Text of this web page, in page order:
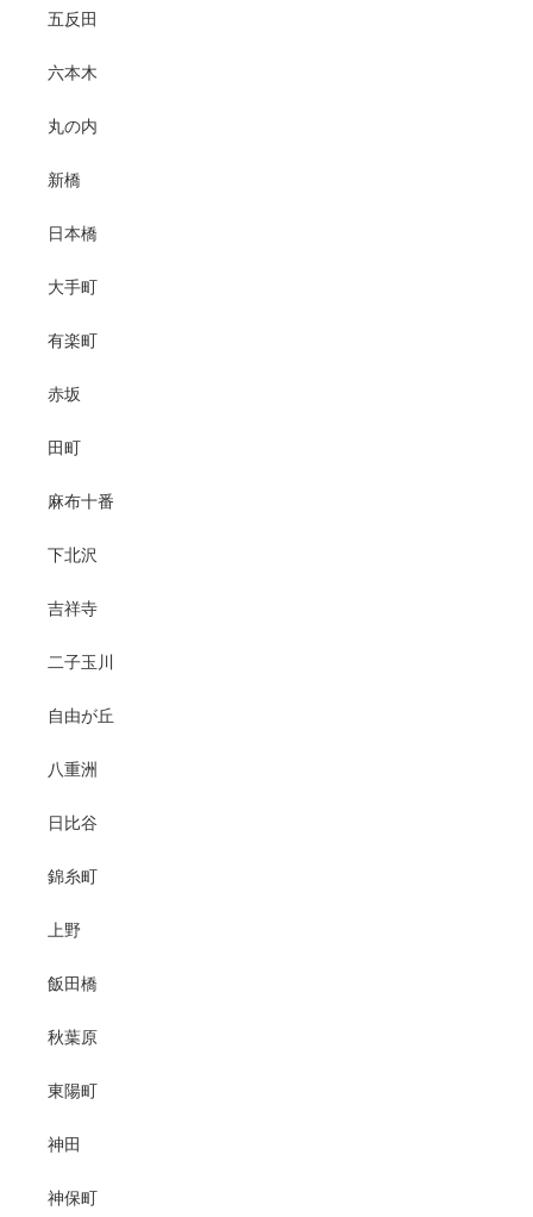
五反田
六本木
丸の内
新橋
日本橋
大手町
有楽町
赤坂
田町
麻布十番
下北沢
吉祥寺
二子玉川
自由が丘
八重洲
日比谷
錦糸町
上野
飯田橋
秋葉原
東陽町
神田
神保町